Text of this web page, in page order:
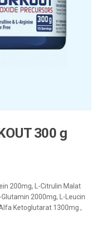
300 g
200mg, L-Citrulin Malat
2000mg, L-Leucin
Ketoglutarat 1300mg ,